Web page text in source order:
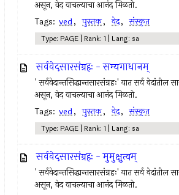
असून, वेद वाचल्याचा आनंद मिळतो.
Tags: ved, पुस्तक, वेद, संस्कृत
Type: PAGE | Rank: 1 | Lang: sa
सर्ववेदसारसंग्रहः - सम्यगाधानम्
' सर्ववेदान्तसिद्धान्तसारसंग्रहः' यात सर्व
असून, वेद वाचल्याचा आनंद मिळतो.
Tags: ved, पुस्तक, वेद, संस्कृत
Type: PAGE | Rank: 1 | Lang: sa
सर्ववेदसारसंग्रहः - मुमुक्षुत्वम्
' सर्ववेदान्तसिद्धान्तसारसंग्रहः' यात सर्व
असून, वेद वाचल्याचा आनंद मिळतो.